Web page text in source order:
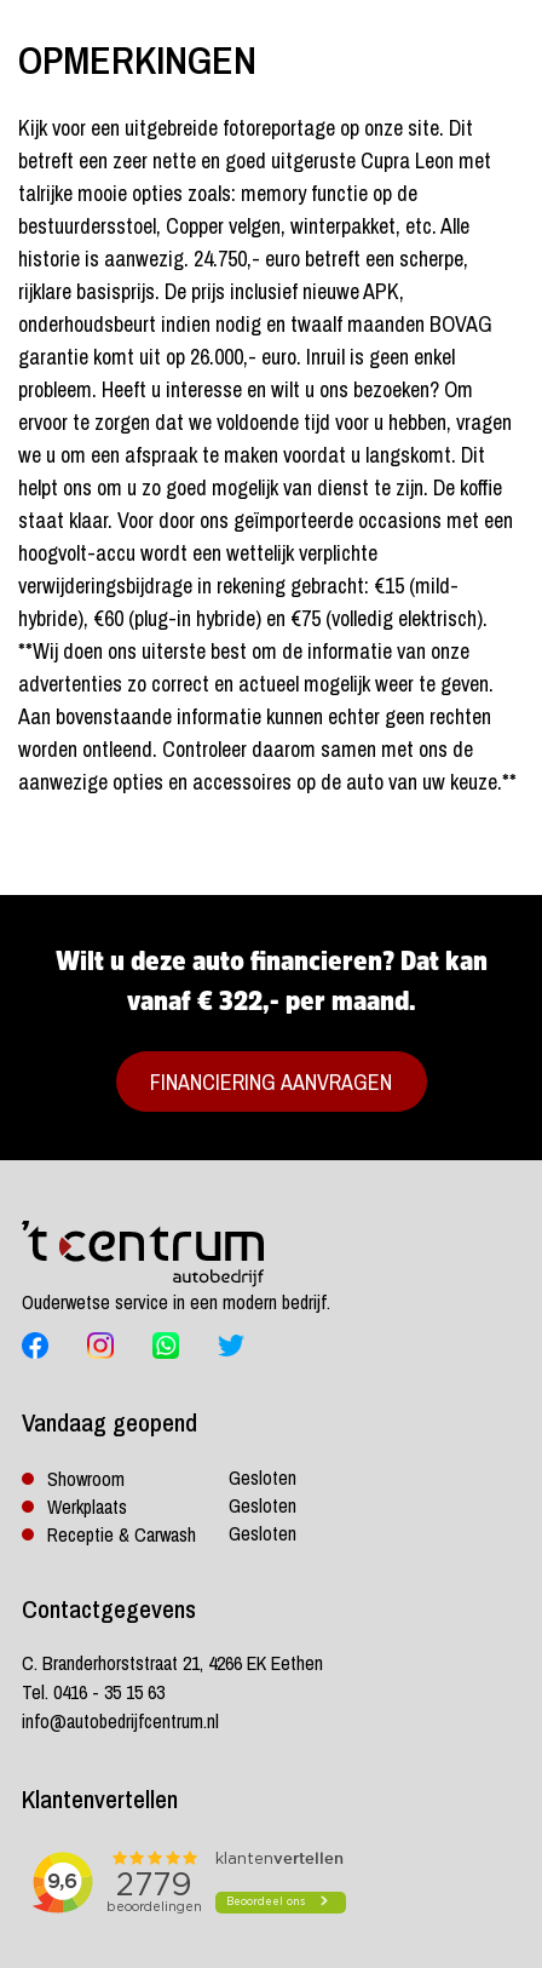
OPMERKINGEN
Kijk voor een uitgebreide fotoreportage op onze site. Dit
betreft een zeer nette en goed uitgeruste Cupra Leon met
talrijke mooie opties zoals: memory functie op de
bestuurdersstoel, Copper velgen, winterpakket, etc. Alle
historie is aanwezig. 24.750,- euro betreft een scherpe,
rijklare basisprijs. De prijs inclusief nieuwe APK,
onderhoudsbeurt indien nodig en twaalf maanden BOVAG
garantie komt uit op 26.000,- euro. Inruil is geen enkel
probleem. Heeft u interesse en wilt u ons bezoeken? Om
ervoor te zorgen dat we voldoende tijd voor u hebben, vragen
we u om een afspraak te maken voordat u langskomt. Dit
helpt ons om u zo goed mogelijk van dienst te zijn. De koffie
staat klaar. Voor door ons geïmporteerde occasions met een
hoogvolt-accu wordt een wettelijk verplichte
verwijderingsbijdrage in rekening gebracht: €15 (mild-
hybride), €60 (plug-in hybride) en €75 (volledig elektrisch).
**Wij doen ons uiterste best om de informatie van onze
advertenties zo correct en actueel mogelijk weer te geven.
Aan bovenstaande informatie kunnen echter geen rechten
worden ontleend. Controleer daarom samen met ons de
aanwezige opties en accessoires op de auto van uw keuze.**
Wilt u deze auto financieren? Dat kan
vanaf € 322,- per maand.
FINANCIERING AANVRAGEN
Ouderwetse service in een modern bedrijf.
Vandaag geopend
Showroom
Gesloten
Werkplaats
Gesloten
Receptie & Carwash
Gesloten
Contactgegevens
C. Branderhorststraat 21, 4266 EK Eethen
Tel. 0416 - 35 15 63
info@autobedrijfcentrum.nl
Klantenvertellen